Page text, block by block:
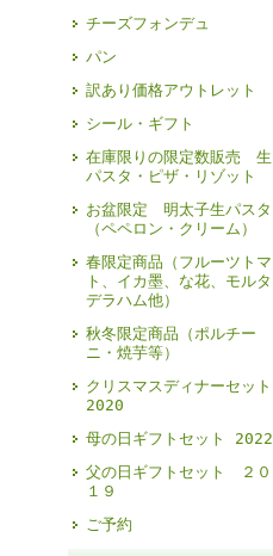
チーズフォンデュ
パン
訳あり価格アウトレット
シール・ギフト
在庫限りの限定数販売 生
パスタ・ピザ・リゾット
お盆限定 明太子生パスタ
（ペペロン・クリーム）
春限定商品（フルーツトマ
ト、イカ墨、な花、モルタ
デラハム他）
秋冬限定商品（ポルチー
ニ・焼芋等）
クリスマスディナーセット
2020
母の日ギフトセット 2022
父の日ギフトセット ２０
１９
ご予約